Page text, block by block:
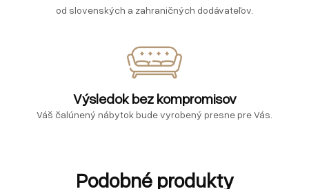
od slovenských a zahraničných dodávateľov.
Výsledok bez kompromisov
Váš čalúnený nábytok bude vyrobený presne pre Vás.
Podobné produkty